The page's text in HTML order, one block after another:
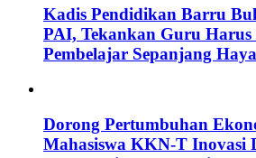
Kadis Pendidikan Barru
PAI, Tekankan Guru
Pembelajar Sepanjang
Dorong Pertumbuhan
Mahasiswa KKN-T Inovasi